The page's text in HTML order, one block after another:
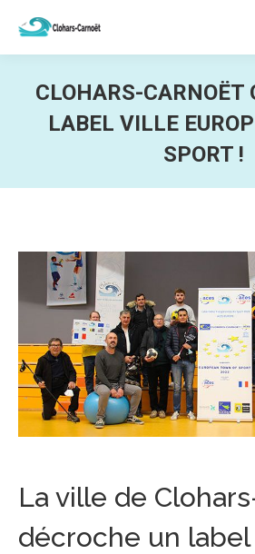
CLOHARS-CARNOËT
LABEL VILLE
SPORT !
La ville de
décroche un